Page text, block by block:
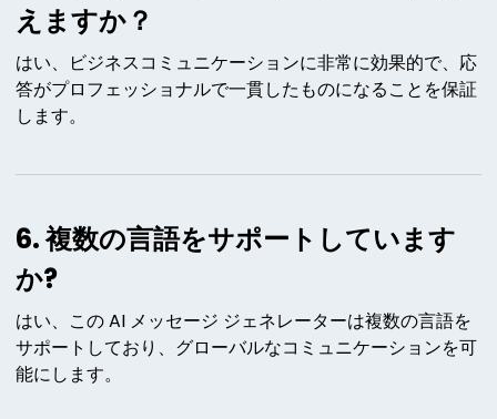
えますか？
はい、ビジネスコミュニケーションに非常に効果的で、応
答がプロフェッショナルで一貫したものになることを保証
します。
6. 複数の言語をサポートしています
か?
はい、この AI メッセージ ジェネレーターは複数の言語を
サポートしており、グローバルなコミュニケーションを可
能にします。